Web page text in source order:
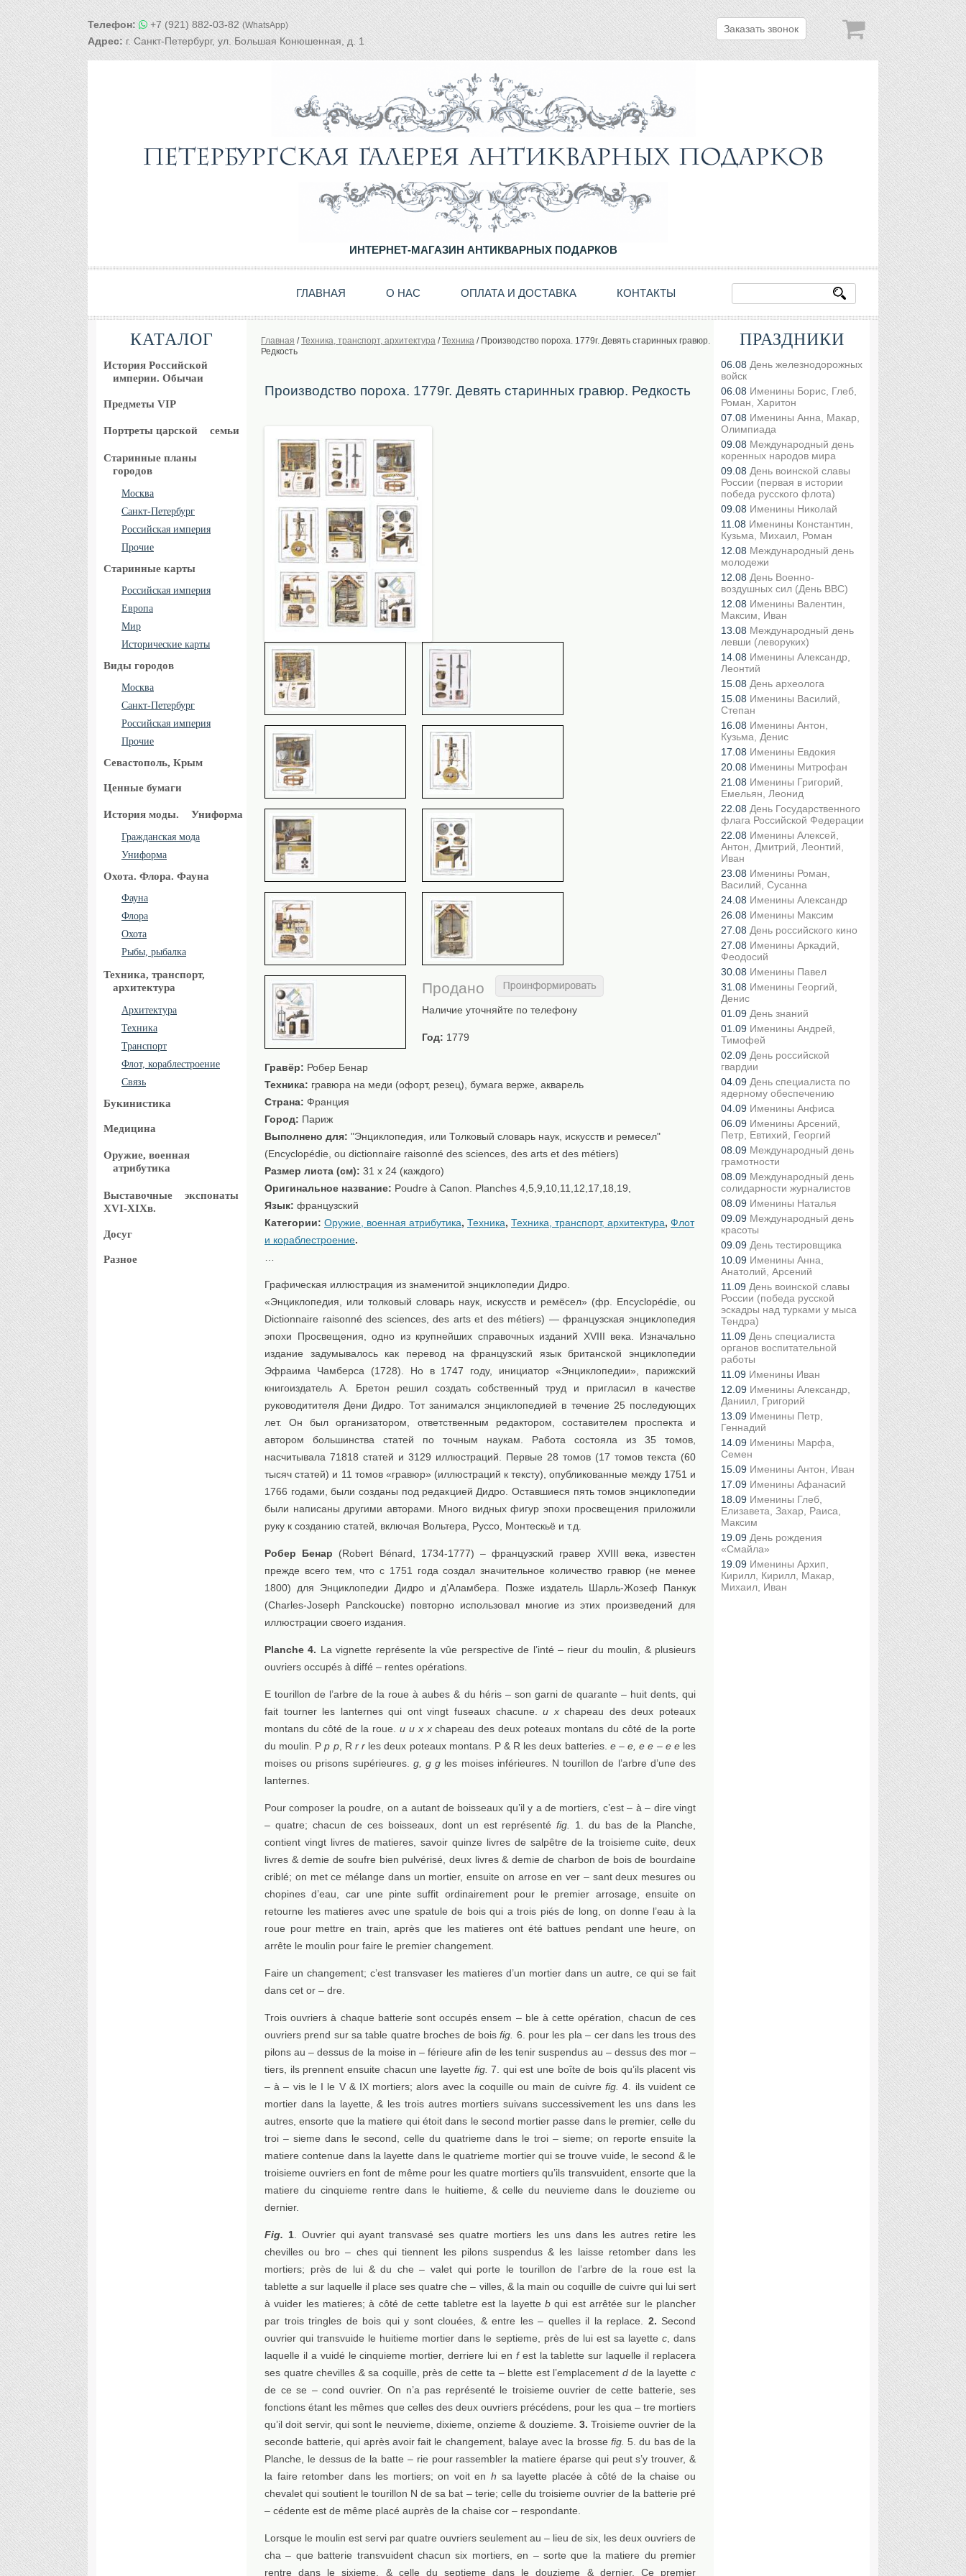
Телефон: +7 (921) 882-03-82(WhatsApp)
Адрес:г. Санкт-Петербург, ул. Большая Конюшенная, д. 1
Заказать звонок
ИНТЕРНЕТ-МАГАЗИН АНТИКВАРНЫХ ПОДАРКОВ
ГЛАВНАЯ О НАС ОПЛАТА И ДОСТАВКА КОНТАКТЫ
КАТАЛОГ
История Российской
империи. Обычаи
Предметы VIP
Портреты царской семьи
Старинные планы
городов
Москва
Санкт-Петербург
Российская империя
Прочие
Старинные карты
Российская империя
Европа
Мир
Исторические карты
Виды городов
Москва
Санкт-Петербург
Российская империя
Прочие
Севастополь, Крым
Ценные бумаги
История моды. Униформа
Гражданская мода
Униформа
Охота. Флора. Фауна
Фауна
Флора
Охота
Рыбы, рыбалка
Техника, транспорт,
архитектура
Архитектура
Техника
Транспорт
Флот, кораблестроение
Связь
Букинистика
Медицина
Оружие, военная
атрибутика
Выставочные
экспонаты
XVI-XIXв.
Досуг
Разное
Главная /Техника, транспорт, архитектура /Техника / Производство пороха. 1779г. Девять старинных гравюр.
Редкость
Производство пороха. 1779г. Девять старинных гравюр. Редкость
Продано
Наличие уточняйте по телефону
Год: 1779
Гравёр: Робер Бенар
Техника: гравюра на меди (офорт, резец), бумага верже, акварель
Страна: Франция
Город: Париж
Выполнено для: "Энциклопедия, или Толковый словарь наук, искусств и ремесел"
(Encyclopédie, ou dictionnaire raisonné des sciences, des arts et des métiers)
Размер листа (см): 31 х 24 (каждого)
Оригинальное название: Poudre à Canon. Planches 4,5,9,10,11,12,17,18,19,
Язык: французский
Категории: Оружие, военная атрибутика, Техника, Техника, транспорт, архитектура, Флот
и кораблестроение.
Графическая иллюстрация из знаменитой энциклопедии Дидро.
«Энциклопедия, или толковый словарь наук, искусств и ремёсел» (фр. Encyclopédie, ou
Dictionnaire raisonné des sciences, des arts et des métiers) — французская энциклопедия
эпохи Просвещения, одно из крупнейших справочных изданий XVIII века. Изначально
издание задумывалось как перевод на французский язык британской энциклопедии
Эфраима Чамберса (1728). Но в 1747 году, инициатор «Энциклопедии», парижский
книгоиздатель А. Бретон решил создать собственный труд и пригласил в качестве
руководитителя Дени Дидро. Тот занимался энциклопедией в течение 25 последующих
лет. Он был организатором, ответственным редактором, составителем проспекта и
автором большинства статей по точным наукам. Работа состояла из 35 томов,
насчитывала 71818 статей и 3129 иллюстраций. Первые 28 томов (17 томов текста (60
тысяч статей) и 11 томов «гравюр» (иллюстраций к тексту), опубликованные между 1751 и
1766 годами, были созданы под редакцией Дидро. Оставшиеся пять томов энциклопедии
были написаны другими авторами. Много видных фигур эпохи просвещения приложили
руку к созданию статей, включая Вольтера, Руссо, Монтескьё и т.д.
Робер Бенар (Robert Bénard, 1734-1777) – французский гравер XVIII века, известен
прежде всего тем, что с 1751 года создал значительное количество гравюр (не менее
1800) для Энциклопедии Дидро и д’Аламбера. Позже издатель Шарль-Жозеф Панкук
(Charles-Joseph Panckoucke) повторно использовал многие из этих произведений для
иллюстрации своего издания.
Planche 4. La vignette représente la vûe perspective de l’inté – rieur du moulin, & plusieurs
ouvriers occupés à diffé – rentes opérations.
E tourillon de l’arbre de la roue à aubes & du héris – son garni de quarante – huit dents, qui
fait tourner les lanternes qui ont vingt fuseaux chacune.u xchapeau des deux poteaux
montans du côté de la roue. u u x xchapeau des deux poteaux montans du côté de la porte
du moulin. Pp p, R r r les deux poteaux montans. P & R les deux batteries. e – e, e e – e eles
moises ou prisons supérieures. g, g g les moises inférieures. N tourillon de l’arbre d’une des
lanternes.
Pour composer la poudre, on a autant de boisseaux qu’il y a de mortiers, c’est – à – dire vingt
– quatre; chacun de ces boisseaux, dont un est représentéfig.
1. du bas de la Planche,
contient vingt livres de matieres, savoir quinze livres de salpêtre de la troisieme cuite, deux
livres & demie de soufre bien pulvérisé, deux livres & demie de charbon de bois de bourdaine
criblé; on met ce mélange dans un mortier, ensuite on arrose en ver – sant deux mesures ou
chopines d’eau, car une pinte suffit ordinairement pour le premier arrosage, ensuite on
retourne les matieres avec une spatule de bois qui a trois piés de long, on donne l’eau à la
roue pour mettre en train, après que les matieres ont été battues pendant une heure, on
arrête le moulin pour faire le premier changement.
Faire un changement; c’est transvaser les matieres d’un mortier dans un autre, ce qui se fait
dans cet or – dre.
Trois ouvriers à chaque batterie sont occupés ensem – ble à cette opération, chacun de ces
ouvriers prend sur sa table quatre broches de boisfig. 6. pour les pla – cer dans les trous des
pilons au – dessus de la moise in – férieure afin de les tenir suspendus au – dessus des mor –
tiers, ils prennent ensuite chacun une layette fig. 7. qui est une boîte de bois qu’ils placent vis
– à – vis le I le V & IX mortiers; alors avec la coquille ou main de cuivrefig. 4. ils vuident ce
mortier dans la layette, & les trois autres mortiers suivans successivement les uns dans les
autres, ensorte que la matiere qui étoit dans le second mortier passe dans le premier, celle du
troi – sieme dans le second, celle du quatrieme dans le troi – sieme; on reporte ensuite la
matiere contenue dans la layette dans le quatrieme mortier qui se trouve vuide, le second & le
troisieme ouvriers en font de même pour les quatre mortiers qu’ils transvuident, ensorte que la
matiere du cinquieme rentre dans le huitieme, & celle du neuvieme dans le douzieme ou
dernier.
Fig. 1. Ouvrier qui ayant transvasé ses quatre mortiers les uns dans les autres retire les
chevilles ou bro – ches qui tiennent les pilons suspendus & les laisse retomber dans les
mortiers; près de lui & du che – valet qui porte le tourillon de l’arbre de la roue est la
tablettea sur laquelle il place ses quatre che – villes, & la main ou coquille de cuivre qui lui sert
à vuider les matieres; à côté de cette tabletre est la layette b qui est arrêtée sur le plancher
par trois tringles de bois qui y sont clouées, & entre les – quelles il la replace. 2. Second
ouvrier qui transvuide le huitieme mortier dans le septieme, près de lui est sa layette c, dans
laquelle il a vuidé le cinquieme mortier, derriere lui en fest la tablette sur laquelle il replacera
ses quatre chevilles & sa coquille, près de cette ta – blette est l’emplacement dde la layettec
de ce se – cond ouvrier. On n’a pas représenté le troisieme ouvrier de cette batterie, ses
fonctions étant les mêmes que celles des deux ouvriers précédens, pour les qua – tre mortiers
qu’il doit servir, qui sont le neuvieme, dixieme, onzieme & douzieme. 3. Troisieme ouvrier de la
seconde batterie, qui après avoir fait le changement, balaye avec la brosse fig. 5. du bas de la
Planche, le dessus de la batte – rie pour rassembler la matiere éparse qui peut s’y trouver, &
la faire retomber dans les mortiers; on voit en h sa layette placée à côté de la chaise ou
chevalet qui soutient le tourillon N de sa bat – terie; celle du troisieme ouvrier de la batterie pré
– cédente est de même placé auprès de la chaise cor – respondante.
Lorsque le moulin est servi par quatre ouvriers seulement au – lieu de six, les deux ouvriers de
cha – que batterie transvuident chacun six mortiers, en – sorte que la matiere du premier
rentre dans le sixieme, & celle du septieme dans le douzieme & dernier. Ce premier
ПРАЗДНИКИ
06.08 День железнодорожных
войск
06.08 Именины Борис, Глеб,
Роман, Харитон
07.08 Именины Анна, Макар,
Олимпиада
09.08 Международный день
коренных народов мира
09.08 День воинской славы
России (первая в истории
победа русского флота)
09.08 Именины Николай
11.08 Именины Константин,
Кузьма, Михаил, Роман
12.08 Международный день
молодежи
12.08 День Военно-
воздушных сил (День ВВС)
12.08 Именины Валентин,
Максим, Иван
13.08 Международный день
левши (леворуких)
14.08 Именины Александр,
Леонтий
15.08 День археолога
15.08 Именины Василий,
Степан
16.08 Именины Антон,
Кузьма, Денис
17.08 Именины Евдокия
20.08 Именины Митрофан
21.08 Именины Григорий,
Емельян, Леонид
22.08 День Государственного
флага Российской Федерации
22.08 Именины Алексей,
Антон, Дмитрий, Леонтий,
Иван
23.08 Именины Роман,
Василий, Сусанна
24.08 Именины Александр
26.08 Именины Максим
27.08 День российского кино
27.08 Именины Аркадий,
Феодосий
30.08 Именины Павел
31.08 Именины Георгий,
Денис
01.09 День знаний
01.09 Именины Андрей,
Тимофей
02.09 День российской
гвардии
04.09 День специалиста по
ядерному обеспечению
04.09 Именины Анфиса
06.09 Именины Арсений,
Петр, Евтихий, Георгий
08.09 Международный день
грамотности
08.09 Международный день
солидарности журналистов
08.09 Именины Наталья
09.09 Международный день
красоты
09.09 День тестировщика
10.09 Именины Анна,
Анатолий, Арсений
11.09 День воинской славы
России (победа русской
эскадры над турками у мыса
Тендра)
11.09 День специалиста
органов воспитательной
работы
11.09 Именины Иван
12.09 Именины Александр,
Даниил, Григорий
13.09 Именины Петр,
Геннадий
14.09 Именины Марфа,
Семен
15.09 Именины Антон, Иван
17.09 Именины Афанасий
18.09 Именины Глеб,
Елизавета, Захар, Раиса,
Максим
19.09 День рождения
«Смайла»
19.09 Именины Архип,
Кирилл, Кирилл, Макар,
Михаил, Иван